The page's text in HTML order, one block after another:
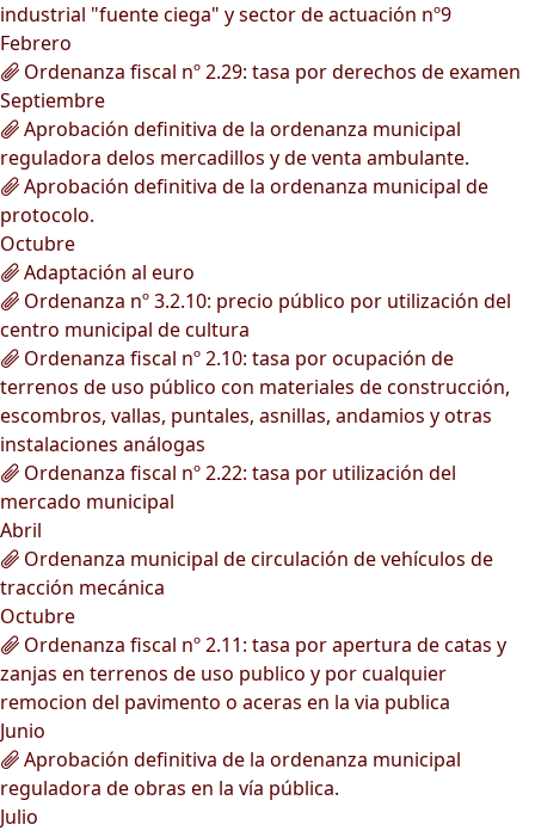
industrial "fuente ciega" y sector de actuación nº9
Febrero
Ordenanza fiscal nº 2.29: tasa por derechos de examen
Septiembre
Aprobación definitiva de la ordenanza municipal
reguladora delos mercadillos y de venta ambulante.
Aprobación definitiva de la ordenanza municipal de
protocolo.
Octubre
Adaptación al euro
Ordenanza nº 3.2.10: precio público por utilización del
centro municipal de cultura
Ordenanza fiscal nº 2.10: tasa por ocupación de
terrenos de uso público con materiales de construcción,
escombros, vallas, puntales, asnillas, andamios y otras
instalaciones análogas
Ordenanza fiscal nº 2.22: tasa por utilización del
mercado municipal
Abril
Ordenanza municipal de circulación de vehículos de
tracción mecánica
Octubre
Ordenanza fiscal nº 2.11: tasa por apertura de catas y
zanjas en terrenos de uso publico y por cualquier
remocion del pavimento o aceras en la via publica
Junio
Aprobación definitiva de la ordenanza municipal
reguladora de obras en la vía pública.
Julio